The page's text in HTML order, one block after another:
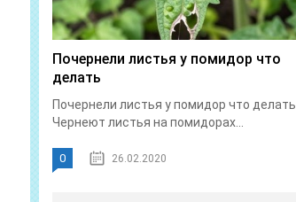
Почернели листья у помидор что
делать
Почернели листья у помидор что делать
Чернеют листья на помидорах...
0 26.02.2020